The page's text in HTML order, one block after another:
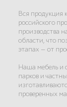
Вся продукция
российского
производства
области, что
этапах — от
Наша мебель и
парков и
проверенных